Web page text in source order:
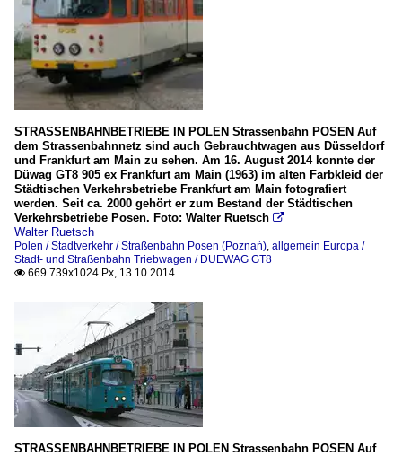
STRASSENBAHNBETRIEBE IN POLEN Strassenbahn POSEN Auf
dem Strassenbahnnetz sind auch Gebrauchtwagen aus Düsseldorf
und Frankfurt am Main zu sehen. Am 16. August 2014 konnte der
Düwag GT8 905 ex Frankfurt am Main (1963) im alten Farbkleid der
Städtischen Verkehrsbetriebe Frankfurt am Main fotografiert
werden. Seit ca. 2000 gehört er zum Bestand der Städtischen
Verkehrsbetriebe Posen. Foto: Walter Ruetsch 
Walter Ruetsch
Polen / Stadtverkehr / Straßenbahn Posen (Poznań) allgemein Europa /
Stadt- und Straßenbahn Triebwagen / DUEWAG GT8
 669 739x1024 Px, 13.10.2014
STRASSENBAHNBETRIEBE IN POLEN Strassenbahn POSEN Auf